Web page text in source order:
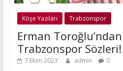
Köşe Yazıları Trabzonspor
Erman
Trabzonspor Sözleri!
7 Ekim 2023 admin 0